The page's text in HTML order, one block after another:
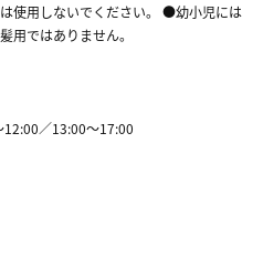
使用しないでください。 ●幼小児には
ではありません。
／13:00～17:00